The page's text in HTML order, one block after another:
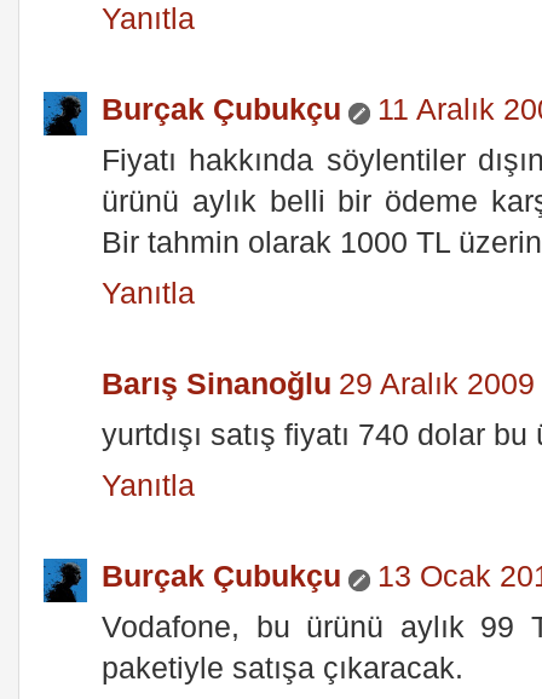
Yanıtla
Burçak Çubukçu
11 Aralık
Fiyatı hakkında söylentiler
ürünü aylık belli bir ödeme
Bir tahmin olarak 1000 TL
Yanıtla
Barış Sinanoğlu 29 Aralık
yurtdışı satış fiyatı 740 dolar bu
Yanıtla
Burçak Çubukçu
13 Ocak
Vodafone, bu ürünü aylık
paketiyle satışa çıkaracak.